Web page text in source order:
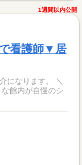
1週間以内公開
看護師▼居
になります。 ＼
館内が自慢のシ